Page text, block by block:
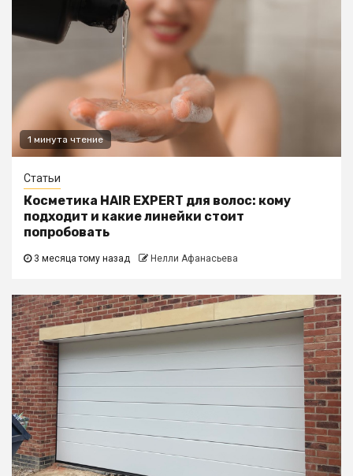
1 минута чтение
Статьи
Косметика HAIR EXPERT для волос: кому
подходит и какие линейки стоит
попробовать
3 месяца тому назад Нелли Афанасьева